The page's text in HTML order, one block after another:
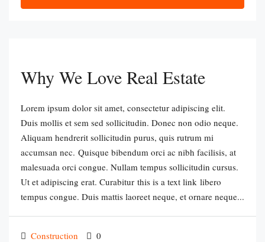
Why We Love Real Estate
Lorem ipsum dolor sit amet, consectetur adipiscing elit.
Duis mollis et sem sed sollicitudin. Donec non odio neque.
Aliquam hendrerit sollicitudin purus, quis rutrum mi
accumsan nec. Quisque bibendum orci ac nibh facilisis, at
malesuada orci congue. Nullam tempus sollicitudin cursus.
Ut et adipiscing erat. Curabitur this is a text link libero
tempus congue. Duis mattis laoreet neque, et ornare neque...
Construction 0